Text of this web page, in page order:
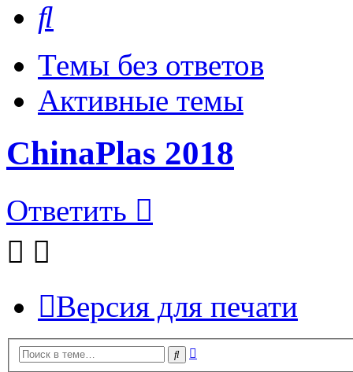
Темы без ответов
Активные темы
ChinaPlas 2018
Ответить
Версия для печати
Поиск